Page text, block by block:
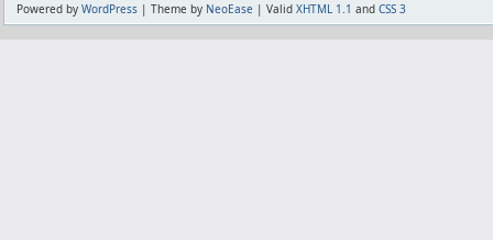
Powered by WordPress | Theme by NeoEase | Valid XHTML 1.1 and CSS 3